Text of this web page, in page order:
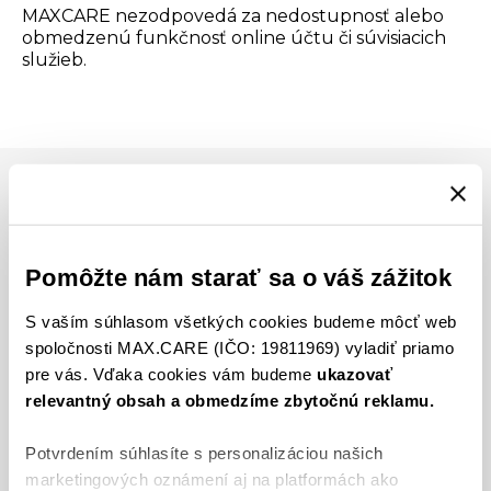
Pomôžte nám starať sa o váš zážitok
S vaším súhlasom všetkých cookies budeme môcť web
spoločnosti MAX.CARE (IČO: 19811969) vyladiť priamo
pre vás. Vďaka cookies vám budeme ukazovať
relevantný obsah a obmedzíme zbytočnú reklamu.
Potvrdením súhlasíte s personalizáciou našich
marketingových oznámení aj na platformách ako
MAXCARE nezodpovedá za nedostupnosť alebo
obmedzenú funkčnosť online účtu či súvisiacich
služieb.
Špeciálne ponuky
každý mesiac
Pohodlný online